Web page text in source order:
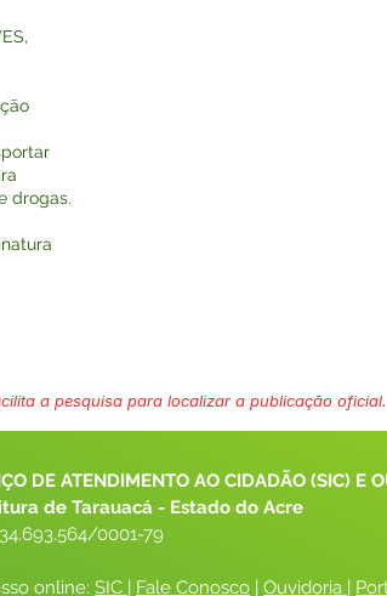
drogas.
a pesquisa para localizar a publicação oficial.
DE ATENDIMENTO AO CIDADÃO (SIC) E
de Tarauacá - Estado do Acre
34.693.564/0001-79
online: SIC | Fale Conosco | Ouvidoria |